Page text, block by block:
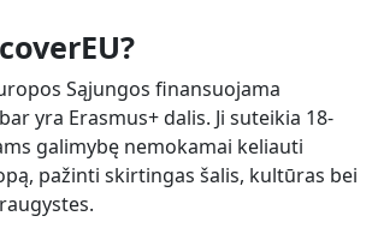
Sąjungos finansuojama
yra Erasmus+ dalis. Ji suteikia 18-
galimybę nemokamai keliauti
pažinti skirtingas šalis, kultūras bei